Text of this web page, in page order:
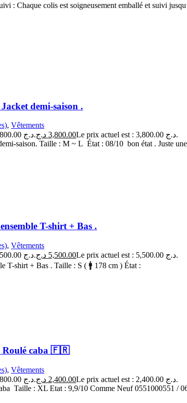
: Chaque colis est soigneusement emballé et suivi
demi-saison .
, Vêtements
Le prix initial était : 4,800.00 د.ج. 3,800.00 د.ج
Le prix actuel est : 3,800.00 د.ج.
saison. Taille : M ~ L État : 08/10 bon état . Juste une
T-shirt + Bas .
, Vêtements
Le prix initial était : 6,500.00 د.ج. 5,500.00 د.ج
Le prix actuel est : 5,500.00 د.ج.
shirt + Bas . Taille : S ( 🚹 178 cm ) État :
Roulé caba 🇫🇷
, Vêtements
Le prix initial était : 2,800.00 د.ج. 2,400.00 د.ج
Le prix actuel est : 2,400.00 د.ج.
Taille : XL Etat : 9,9/10 Comme Neuf 0551000551 /